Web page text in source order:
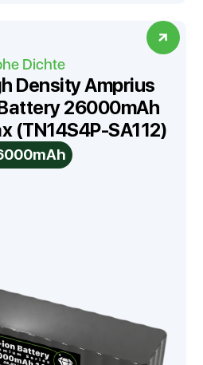
Dichte
Density Amprius
26000mAh
(TN14S4P-SA112)